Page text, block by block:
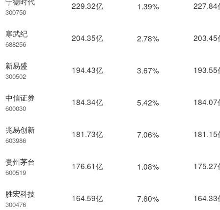
300750
寒武纪
688256
新易盛
300502
中信证券
600030
兆易创新
603986
贵州茅台
600519
胜宏科技
300476
229.32亿 1.39% 227.84
204.35亿 2.78% 203.45
194.43亿 3.67% 193.55
184.34亿 5.42% 184.07
181.73亿 7.06% 181.15
176.61亿 1.08% 175.27
164.59亿 7.60% 164.33